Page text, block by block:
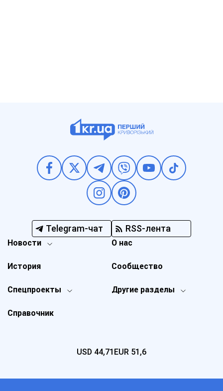
Telegram-чат RSS-лента
Новости
Спецпроекты Другие разделы
История
О нас
Справочник
Сообщество
USD 44,71 EUR 51,6